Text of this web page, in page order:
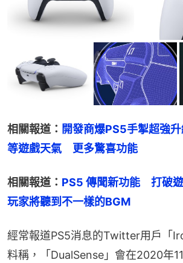
相關報道： 開發商爆PS5手掣超強
等遊戲天氣　更多驚喜功能
相關報道： PS5 傳聞新功能　打破
玩家將聽到不一樣的BGM
經常報道PS5消息的Twitter用戶「
料稱，「DualSense」會在2020年